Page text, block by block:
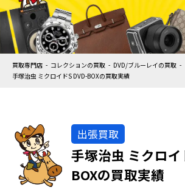
買取専門店 コレクションの買取
DVD/ブルーレイの買取
手塚治虫 ミクロイドS DVD-BOXの買取実績
出張買取
手塚治虫 ミクロイ
BOXの買取実績